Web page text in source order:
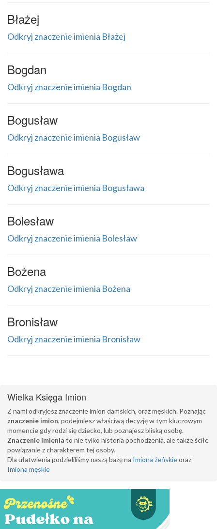
Błażej
Odkryj znaczenie imienia Błażej
Bogdan
Odkryj znaczenie imienia Bogdan
Bogusław
Odkryj znaczenie imienia Bogusław
Bogusława
Odkryj znaczenie imienia Bogusława
Bolesław
Odkryj znaczenie imienia Bolesław
Bożena
Odkryj znaczenie imienia Bożena
Bronisław
Odkryj znaczenie imienia Bronisław
Wielka Księga Imion
Z nami odkryjesz znaczenie imion damskich, oraz męskich. Poznając
znaczenie imion, podejmiesz właściwą decyzję w tym kluczowym
momencie gdy rodzi się dziecko, lub poznajesz bliską osobę.
Znaczenie imienia to nie tylko historia pochodzenia, ale także ściłe
powiązanie z charakterem tej osoby.
Dla ułatwienia podzieliliśmy naszą bazę na Imiona żeńskieoraz
Imiona męskie